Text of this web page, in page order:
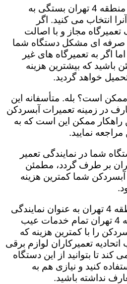
هزینه تعمیر آبسردکن در منطقه 4 تهران بستگی به
انتخاب می کنید. اگر
تعمیرگاه مجاز و با اصالت
صرفه ای مشکل دستگاه شما
اگر به تعمیرگاه های غیر
باشید که بیشترین هزینه
خواهد گردید.
ممکن است؟ بله. متأسفانه این
در زمینه تعمیرات آبسردکن
راهکار ممکن این است که به
نمایید.
شما در نمایندگی تعمیر
در منطقه 4 تهران بر طرف گردد، مطمئن
آبسردکن شما کمترین هزینه
لازم به ذکر است که منطقه 4 تهران به عنوان نمایندگی
تعمیر آبسردکن در منطقه 4 تهران تمام خدمات عیب
را با کمترین هزینه که
تعمیرکاران لوازم برقی
تا بتوانید از این دستگاه
کنید و نیازی هم به
نداشته باشید.